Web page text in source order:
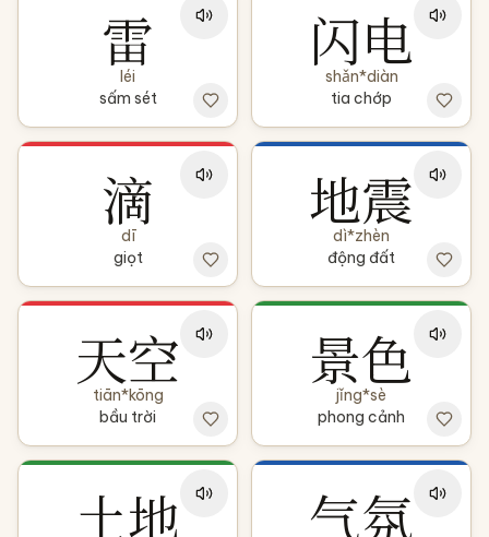
雷
léi
sấm sét
闪电
shǎn*diàn
tia chớp
滴
dī
giọt
地震
dì*zhèn
động đất
天空
tiān*kōng
bầu trời
景色
jǐng*sè
phong cảnh
土地 气氛